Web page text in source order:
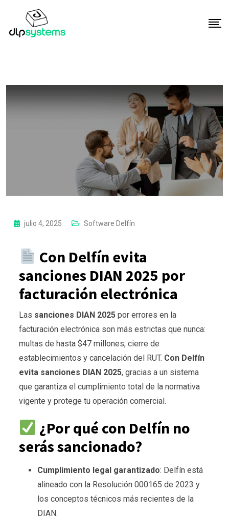
julio 4, 2025 Software Delfín
Con Delfín evita
sanciones DIAN 2025 por
facturación electrónica
Las sanciones DIAN 2025 por errores en la
facturación electrónica son más estrictas que nunca:
multas de hasta $47 millones, cierre de
establecimientos y cancelación del RUT. Con Delfín
evita sanciones DIAN 2025, gracias a un sistema
que garantiza el cumplimiento total de la normativa
vigente y protege tu operación comercial.
¿Por qué con Delfín no
serás sancionado?
Cumplimiento legal garantizado: Delfín está
alineado con la Resolución 000165 de 2023 y
los conceptos técnicos más recientes de la
DIAN.